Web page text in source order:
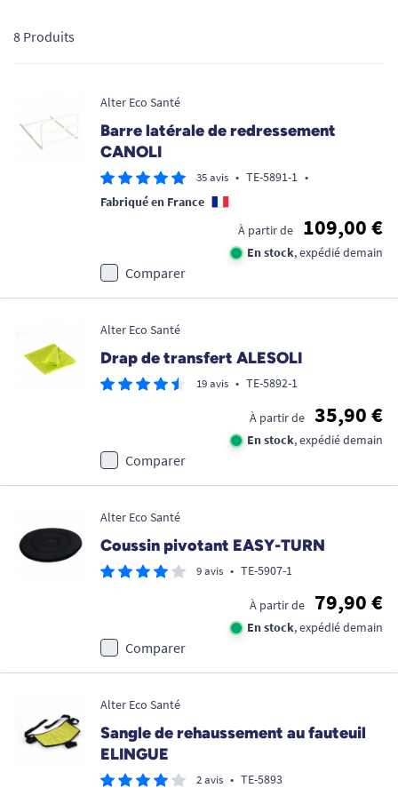
gamme propose des dispositifs biomécaniques innovants.
pour offrir une prise en charge respectueuse, digne et
confortable au jour le jour.
8 Produits
Alter Eco Santé
Barre latérale de redressement
CANOLI
35 avis • TE-5891-1 •
Fabriqué en France
À partir de
109,00 €
En stock, expédié demain
Comparer
Alter Eco Santé
Drap de transfert ALESOLI
19 avis • TE-5892-1
À partir de 35,90 €
En stock, expédié demain
Comparer
Alter Eco Santé
Coussin pivotant EASY-TURN
9 avis • TE-5907-1
À partir de 79,90 €
En stock, expédié demain
Comparer
Alter Eco Santé
Sangle de rehaussement au fauteuil
ELINGUE
2 avis • TE-5893